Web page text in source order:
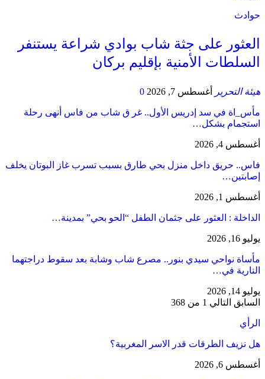
حوادث
العثور على جثة شاب بوادي شراعة يستنفر
السلطات الأمنية بإقليم بركان
هيئة التحرير أغسطس 7, 2026 0
مأس_اة في سد إدريس الأول.. غر ق شاب من فاس أنهى رحلة
استجمام بشكل…
أغسطس 4, 2026
فاس.. حريق داخل منزل بحي طارق بسبب تسرب غاز البوتان يخلف
إصابتين…
أغسطس 1, 2026
​الداخلة : العثور على جثمان الطفل “الحو بحي” بمدينة…
يوليو 16, 2026
مأساة نواحي سيدي بنور.. مصرع شاب وشابة بعد سقوط دراجتهما
النارية في…
يوليو 14, 2026
السابق التالي 1 من 368
الرأي
هل نزيف الطرقات قدر الاسر المغربية؟
أغسطس 6, 2026